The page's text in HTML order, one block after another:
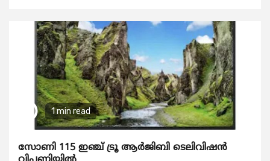
1 min read
സോണി 115 ഇഞ്ച് ട്രൂ ആർജിബി ടെലിവിഷൻ